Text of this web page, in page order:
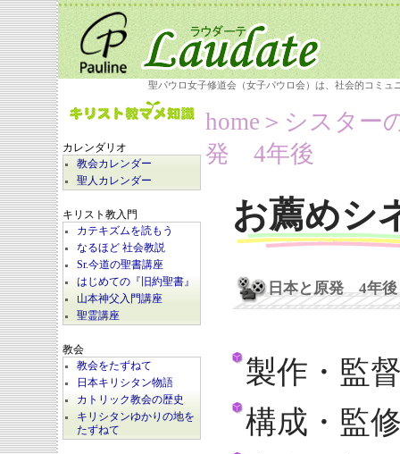
聖パウロ女子修道会（女子パウロ会）は、社会的コミ
カレンダリオ
教会カレンダー
聖人カレンダー
キリスト教入門
カテキズムを読もう
なるほど 社会教説
Sr.今道の聖書講座
はじめての『旧約聖書』
山本神父入門講座
聖霊講座
教会
教会をたずねて
日本キリシタン物語
カトリック教会の歴史
キリシタンゆかりの地を
たずねて
home ＞シスター
発 4年後
お薦めシ
日本と原発 4年後
製作・監
構成・監